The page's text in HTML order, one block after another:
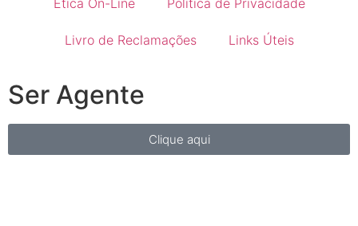
Ética On-Line Política de Privacidade
Livro de Reclamações Links Úteis
Ser Agente
Clique aqui